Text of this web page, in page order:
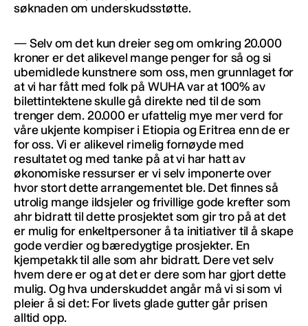
søknaden om underskudsstøtte.
— Selv om det kun dreier seg om omkring 20.000
kroner er det alikevel mange penger for så og si
ubemidlede kunstnere som oss, men grunnlaget for
at vi har fått med folk på WUHA var at 100% av
bilettintektene skulle gå direkte ned til de som
trenger dem. 20.000 er ufattelig mye mer verd for
våre ukjente kompiser i Etiopia og Eritrea enn de er
for oss. Vi er alikevel rimelig fornøyde med
resultatet og med tanke på at vi har hatt av
økonomiske ressurser er vi selv imponerte over
hvor stort dette arrangementet ble. Det finnes så
utrolig mange ildsjeler og frivillige gode krefter som
ahr bidratt til dette prosjektet som gir tro på at det
er mulig for enkeltpersoner å ta initiativer til å skape
gode verdier og bæredygtige prosjekter. En
kjempetakk til alle som ahr bidratt. Dere vet selv
hvem dere er og at det er dere som har gjort dette
mulig. Og hva underskuddet angår må vi si som vi
pleier å si det: For livets glade gutter går prisen
alltid opp.